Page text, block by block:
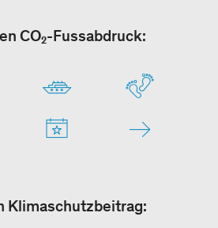
CO₂-Fussabdruck:
Klimaschutzbeitrag: